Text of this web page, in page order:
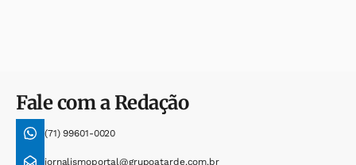
Fale com a Redação
(71) 99601-0020
jornalismoportal@grupoatarde.com.br